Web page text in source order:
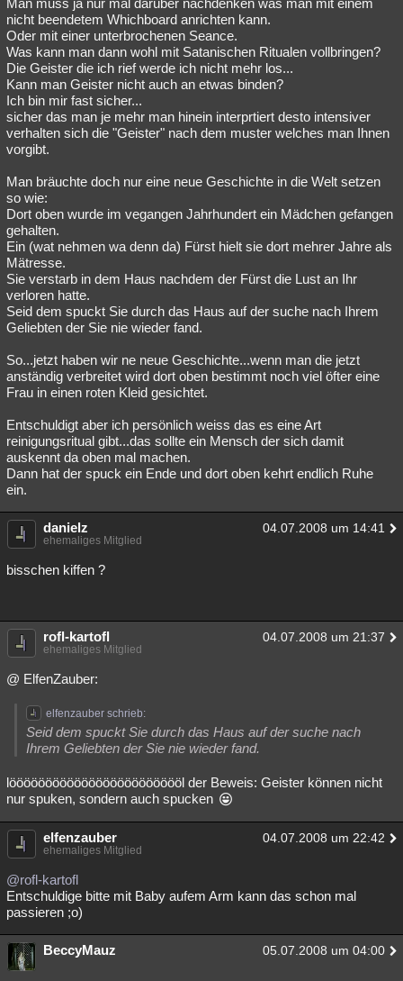
Man muss ja nur mal darüber nachdenken was man mit einem
nicht beendetem Whichboard anrichten kann.
Oder mit einer unterbrochenen Seance.
Was kann man dann wohl mit Satanischen Ritualen vollbringen?
Die Geister die ich rief werde ich nicht mehr los...
Kann man Geister nicht auch an etwas binden?
Ich bin mir fast sicher...
sicher das man je mehr man hinein interprtiert desto intensiver
verhalten sich die "Geister" nach dem muster welches man Ihnen
vorgibt.
Man bräuchte doch nur eine neue Geschichte in die Welt setzen
so wie:
Dort oben wurde im vegangen Jahrhundert ein Mädchen gefangen
gehalten.
Ein (wat nehmen wa denn da) Fürst hielt sie dort mehrer Jahre als
Mätresse.
Sie verstarb in dem Haus nachdem der Fürst die Lust an Ihr
verloren hatte.
Seid dem spuckt Sie durch das Haus auf der suche nach Ihrem
Geliebten der Sie nie wieder fand.
So...jetzt haben wir ne neue Geschichte...wenn man die jetzt
anständig verbreitet wird dort oben bestimmt noch viel öfter eine
Frau in einen roten Kleid gesichtet.
Entschuldigt aber ich persönlich weiss das es eine Art
reinigungsritual gibt...das sollte ein Mensch der sich damit
auskennt da oben mal machen.
Dann hat der spuck ein Ende und dort oben kehrt endlich Ruhe
ein.
danielz 04.07.2008 um 14:41
ehemaliges Mitglied
bisschen kiffen ?
rofl-kartofl 04.07.2008 um 21:37
ehemaliges Mitglied
@ ElfenZauber:
elfenzauber schrieb:
Seid dem spuckt Sie durch das Haus auf der suche nach
Ihrem Geliebten der Sie nie wieder fand.
lööööööööööööööööööööööööl der Beweis: Geister können nicht
nur spuken, sondern auch spucken
elfenzauber 04.07.2008 um 22:42
ehemaliges Mitglied
@rofl-kartofl
Entschuldige bitte mit Baby aufem Arm kann das schon mal
passieren ;o)
BeccyMauz 05.07.2008 um 04:00